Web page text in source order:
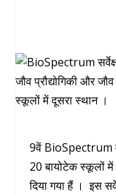
9वें BioSpectrum
20 बायोटेक स्कूलों में
दिया गया हैं । इस